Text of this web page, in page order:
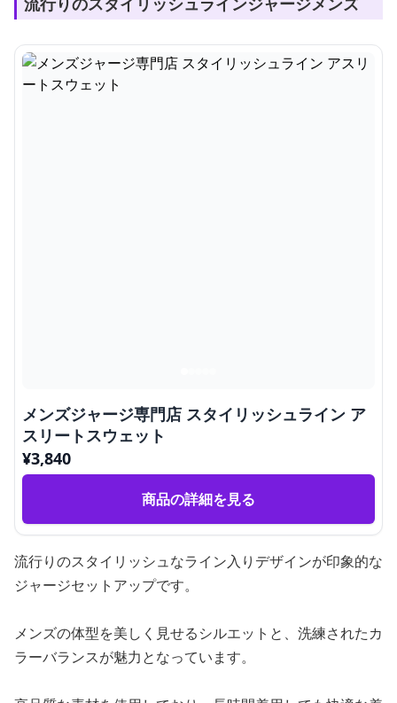
メンズジャージ専門店 スタイリッシュライン ア
スリートスウェット
¥3,840
商品の詳細を見る
流行りのスタイリッシュなライン入りデザインが印象的な
ジャージセットアップです。
メンズの体型を美しく見せるシルエットと、洗練されたカ
ラーバランスが魅力となっています。